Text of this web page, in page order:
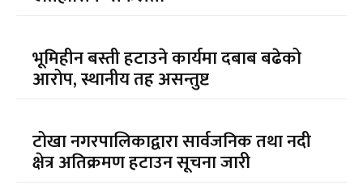
भूमिहीन बस्ती हटाउने कार्यमा दबाब बढेको
आरोप, स्थानीय तह असन्तुष्ट
टोखा नगरपालिकाद्वारा सार्वजनिक तथा नदी
क्षेत्र अतिक्रमण हटाउन सूचना जारी